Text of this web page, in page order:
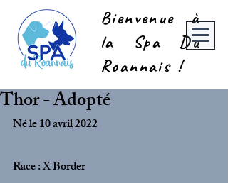
Bienvenue à
la Spa Du
Roannais !
Thor - Adopté
Né le 10 avril 2022
Race : X Border